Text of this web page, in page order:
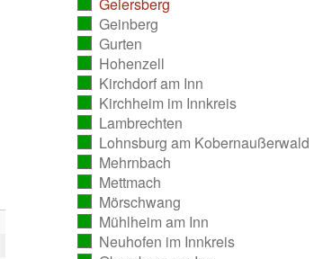
ausgezählt)
ausgezählt)
Geinberg
ausgezählt)
Gurten
ausgezählt)
Hohenzell
ausgezählt)
Kirchdorf am Inn
ausgezählt)
Kirchheim im Innkreis
ausgezählt)
Lambrechten
ausgezählt)
Lohnsburg am Kobernaußerwald
(vollständig
ausgezählt)
Mehrnbach
ausgezählt)
Mettmach
ausgezählt)
Mörschwang
ausgezählt)
Mühlheim am Inn
ausgezählt)
Neuhofen im Innkreis